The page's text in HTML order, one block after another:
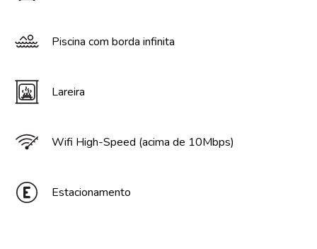
Piscina com borda infinita
Lareira
Wifi High-Speed (acima de 10Mbps)
Estacionamento